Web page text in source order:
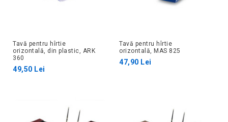
Tavă pentru hîrtie
orizontală, din plastic, ARK
360
49,50 Lei
Tavă pentru hîrtie
orizontală, MAS 825
47,90 Lei